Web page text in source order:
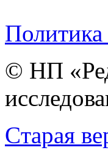
© НП
Cтарая